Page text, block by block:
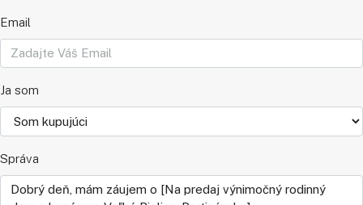
Email
Ja som
Správa